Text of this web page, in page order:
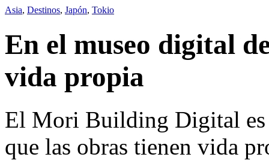
Asia, Destinos, Japón, Tokio
En el museo digital
vida propia
El Mori Building Digital es
que las obras tienen vida